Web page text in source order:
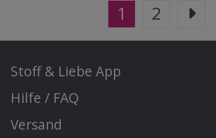
1 2
Stoff & Liebe App
Hilfe / FAQ
Versand